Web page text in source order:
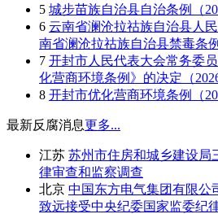
5 城步苗族自治县自治条例（
6 云南省澜沧拉祜族自治县人
南省澜沧拉祜族自治县禁毒条
7 开封市人民代表大会常务委
化营商环境条例》的决定（2026
8 开封市优化营商环境条例（
最新反腐消息更多...
江苏 苏州市住房和城乡建设局
律审查和监察调查
北京 中国东方电气集团有限公
致远接受中央纪委国家监委纪